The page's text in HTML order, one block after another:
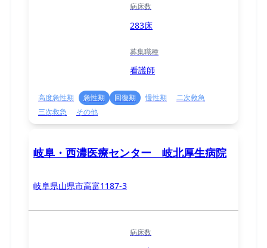
病床数
283床
募集職種
看護師
高度急性期 急性期 回復期 慢性期
二次救急
三次救急
その他
岐阜・西濃医療センター 岐北厚生病院
岐阜県山県市高富1187-3
病床数